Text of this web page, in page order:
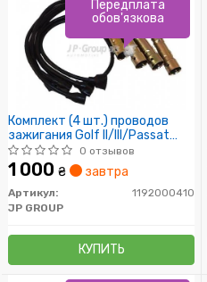
Комплект (4 шт.) проводов
зажигания Golf II/III/Passat
B3/Audi 80 (5кОм)
0 отзывов
1 000 ₴ завтра
Артикул:
1192000410
JP GROUP
КУПИТЬ
Передплата
обов'язкова